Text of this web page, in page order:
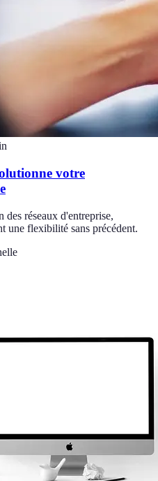
votre
réseaux d'entreprise,
une flexibilité sans précédent.